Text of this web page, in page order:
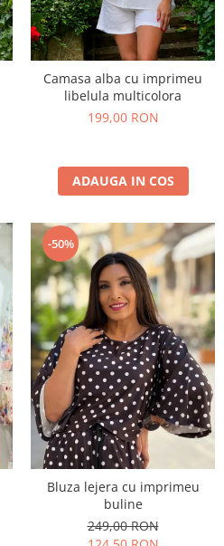
Camasa alba cu imprimeu
libelula multicolora
199,00 RON
ADAUGA IN COS
-50%
Bluza lejera cu imprimeu
buline
249,00 RON